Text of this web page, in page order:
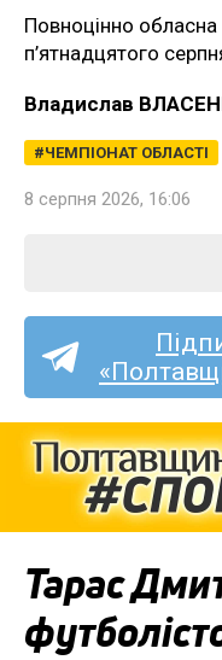
Повноцінно обласна
п’ятнадцятого
Владислав
ЧЕМПІОНАТ ОБЛАСТІ
8 серпня 2026, 16:06
Тарас